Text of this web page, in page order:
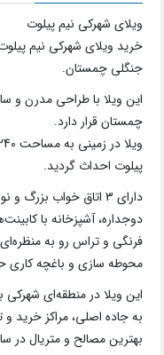
ویلای شهرکی نیم پیلوت
خرید ویلای شهرکی نیم
جنگلی چمستان.
این ویلا با طراحی مدرن و
چمستان قرار دارد.
پیلوت احداث گردید.
دارای 3 اتاق خواب
فرنگی و تراس رو به
محوطه سازی و باغچه کاری
به جاده اصلی، مراکز خرید
بهترین مصالح و متریال در